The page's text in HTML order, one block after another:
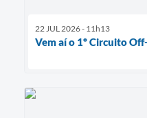
22 JUL 2026 - 11h13
Vem aí o 1º Circuito